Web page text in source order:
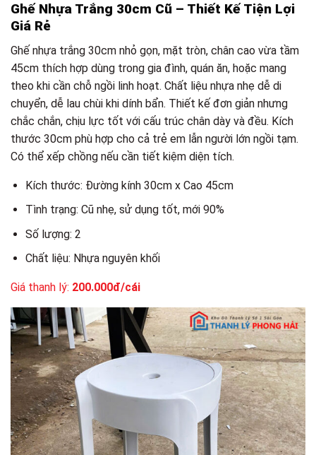
Ghế Nhựa Trắng 30cm Cũ – Thiết Kế Tiện Lợi
Giá Rẻ
Ghế nhựa trắng 30cm nhỏ gọn, mặt tròn, chân cao vừa tầm
45cm thích hợp dùng trong gia đình, quán ăn, hoặc mang
theo khi cần chỗ ngồi linh hoạt. Chất liệu nhựa nhẹ dễ di
chuyển, dễ lau chùi khi dính bẩn. Thiết kế đơn giản nhưng
chắc chắn, chịu lực tốt với cấu trúc chân dày và đều. Kích
thước 30cm phù hợp cho cả trẻ em lẫn người lớn ngồi tạm.
Có thể xếp chồng nếu cần tiết kiệm diện tích.
Kích thước: Đường kính 30cm x Cao 45cm
Tình trạng: Cũ nhẹ, sử dụng tốt, mới 90%
Số lượng: 2
Chất liệu: Nhựa nguyên khối
Giá thanh lý: 200.000đ/cái